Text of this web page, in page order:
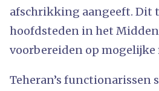
afschrikking aangeeft. Dit
hoofdsteden in het
voorbereiden op
Teheran’s functionarissen